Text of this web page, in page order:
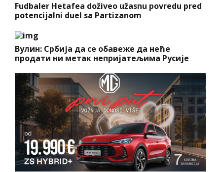
Fudbaler Hetafea doživeo užasnu povredu pred
potencijalni duel sa Partizanom
Вулин: Србија да се обавеже да неће
продати ни метак непријатељима Русије